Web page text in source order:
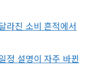
라진 소비 흔적에서
정 설명이 자주 바뀐